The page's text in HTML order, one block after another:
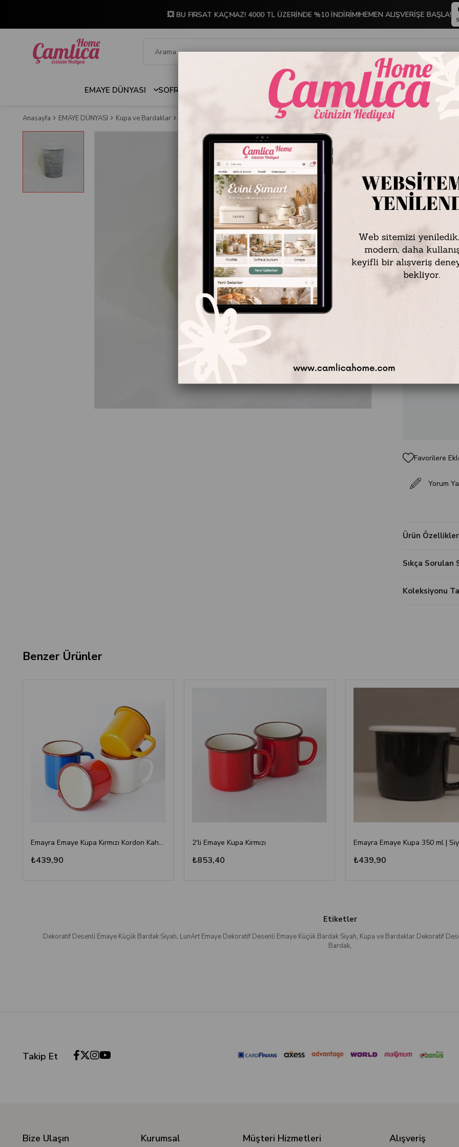
💥 BU FIRSAT KAÇMAZ! 4000 TL ÜZERİNDE %10 İNDİRİM!HEMEN ALIŞVERİŞE BAŞLA!
EMAYE DÜNYASI SOFRA & MUTFAK İNDİRİMLİ ÜRÜNLER DEKORASYON TABLO KOLEKSİYONU
Anasayfa EMAYE DÜNYASI Kupa ve Bardaklar Dekoratif Desenli Emaye Küçük Bardak Siyah
Bardak
Stok Kodu
Marka Emayra
Dekoratif Desenli
Renk : Siyah
Ölçü : 7 x 9.5 cm
Kapasite : 250 cc
Favorilere
Yorum
Ürün
Sıkça Sorulan
Koleksiyonu
Benzer Ürünler
Emayra Emaye Kupa Kırmızı Kordon Kahve 380 ml | Çamlıca Home
₺439,90
2'li Emaye Kupa Kırmızı
₺853,40
Emayra Emaye Kupa 350 ml |
₺439,90
Etiketler
Dekoratif Desenli Emaye Küçük Bardak Siyah, LunArt Emaye Dekoratif Desenli Emaye Küçük Bardak Siyah, Kupa ve Bardaklar Dekoratif
Bardak,
Takip Et
Bize Ulaşın Kurumsal Müşteri Hizmetleri Alışveriş